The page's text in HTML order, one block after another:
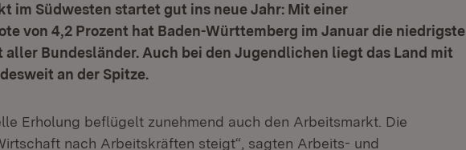
im Südwesten startet gut ins neue Jahr: Mit einer
von 4,2 Prozent hat Baden-Württemberg im Januar die niedrigste
Bundesländer. Auch bei den Jugendlichen liegt das Land mit
an der Spitze.
Erholung beflügelt zunehmend auch den Arbeitsmarkt. Die
nach Arbeitskräften steigt“, sagten Arbeits- und